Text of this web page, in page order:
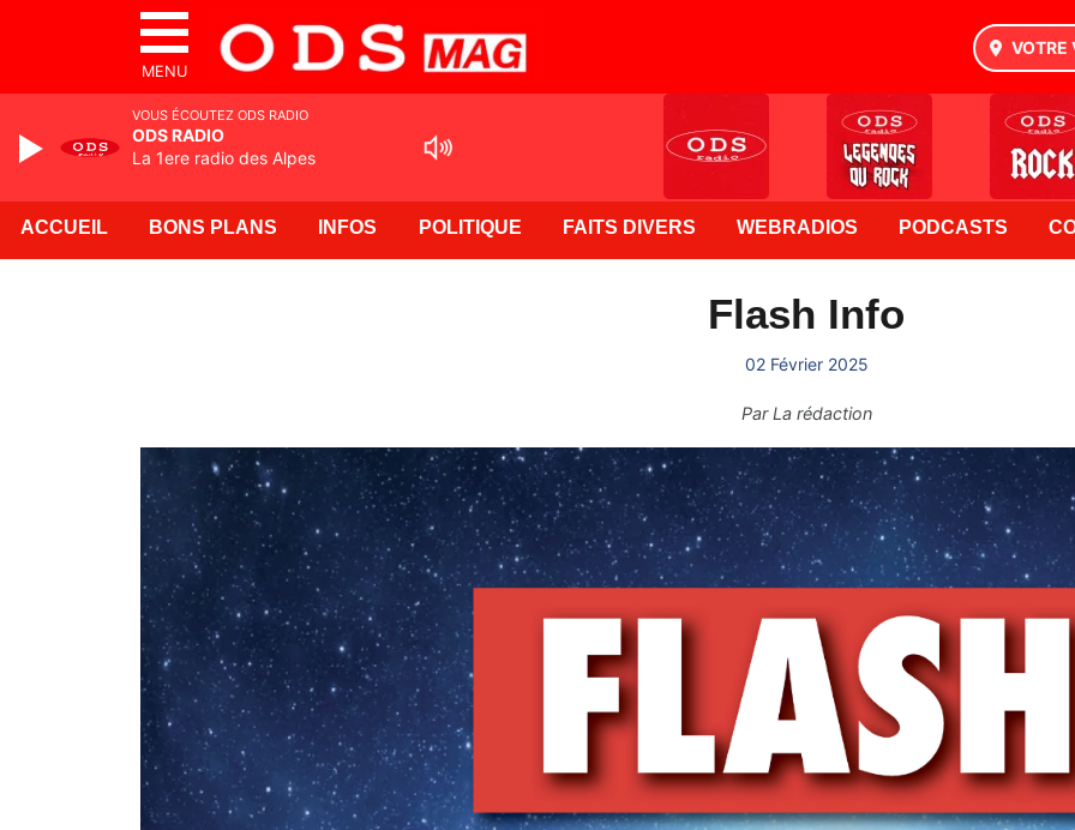
MENU
VOTRE
ACCUEIL BONS PLANS INFOS POLITIQUE FAITS DIVERS WEBRADIOS PODCASTS
Flash Info
02 Février 2025
ParLa rédaction
VOUS ÉCOUTEZ ODS RADIO
ODS RADIO
La 1ere radio des Alpes